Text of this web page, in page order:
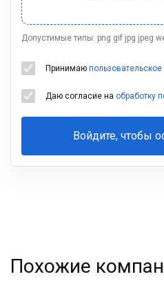
Допустимые типы: png gif jpg jpeg
Принимаю
Даю согласие на обработку
Войдите, чтобы
Ваша
Похожие